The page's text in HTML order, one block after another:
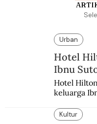
Urban
Hotel
Ibnu
Hotel
keluarga
pada
Kultur